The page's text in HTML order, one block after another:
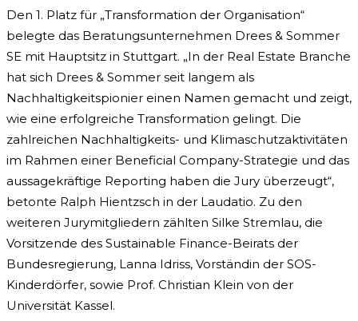
Den 1. Platz für „Transformation der Organisation“
belegte das Beratungsunternehmen Drees & Sommer
SE mit Hauptsitz in Stuttgart. „In der Real Estate Branche
hat sich Drees & Sommer seit langem als
Nachhaltigkeitspionier einen Namen gemacht und zeigt,
wie eine erfolgreiche Transformation gelingt. Die
zahlreichen Nachhaltigkeits- und Klimaschutzaktivitäten
im Rahmen einer Beneficial Company-Strategie und das
aussagekräftige Reporting haben die Jury überzeugt“,
betonte Ralph Hientzsch in der Laudatio. Zu den
weiteren Jurymitgliedern zählten Silke Stremlau, die
Vorsitzende des Sustainable Finance-Beirats der
Bundesregierung, Lanna Idriss, Vorständin der SOS-
Kinderdörfer, sowie Prof. Christian Klein von der
Universität Kassel.